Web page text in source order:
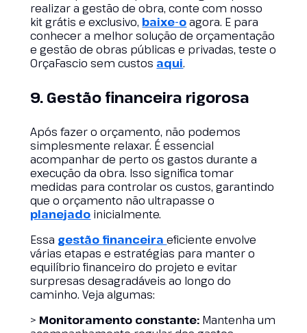
realizar a gestão de obra, conte com nosso
kit grátis e exclusivo, baixe-oagora. E para
conhecer a melhor solução de orçamentação
e gestão de obras públicas e privadas, teste o
OrçaFascio sem custos aqui.
9. Gestão financeira rigorosa
Após fazer o orçamento, não podemos
simplesmente relaxar. É essencial
acompanhar de perto os gastos durante a
execução da obra. Isso significa tomar
medidas para controlar os custos, garantindo
que o orçamento não ultrapasse o
planejado inicialmente.
Essa gestão financeiraeficiente envolve
várias etapas e estratégias para manter o
equilíbrio financeiro do projeto e evitar
surpresas desagradáveis ao longo do
caminho. Veja algumas:
> Monitoramento constante: Mantenha um